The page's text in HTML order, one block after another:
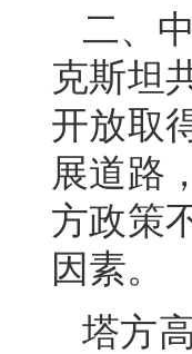
二、
克斯坦
开放取
展道路
方政策
因素。
塔方